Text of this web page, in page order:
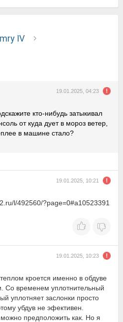
IV
19.01.2025, 04:23
кто-нибудь затыкивал
от куда дует в мороз ветер,
в машине стало?
19.01.2025, 10:21
l/492560/?page=0#a10523391
19.01.2025, 10:23
кроется именно в обдуве
Со временем уплотнительный
уплотняет заслонки просто
убдув не эфективен.
можно предположить как. Но я